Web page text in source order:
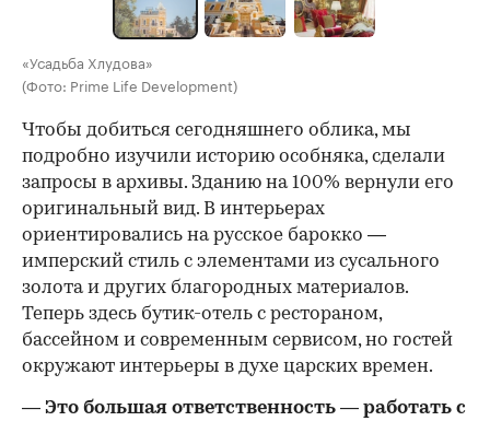
«Усадьба Хлудова»
(Фото: Prime Life Development)
Чтобы добиться сегодняшнего облика, мы
подробно изучили историю особняка, сделали
запросы в архивы. Зданию на 100% вернули его
оригинальный вид. В интерьерах
ориентировались на русское барокко —
имперский стиль с элементами из сусального
золота и других благородных материалов.
Теперь здесь бутик-отель с рестораном,
бассейном и современным сервисом, но гостей
окружают интерьеры в духе царских времен.
— Это большая ответственность — работать с